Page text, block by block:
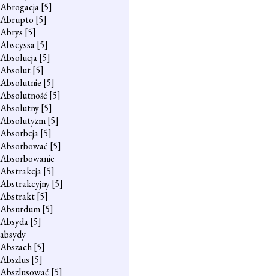
Abrogacja[5]
Abrupto [5]
Abrys [5]
Abscyssa[5]
Absolucja[5]
Absolut[5]
Absolutnie [5]
Absolutność [5]
Absolutny[5]
Absolutyzm[5]
Absorbcja[5]
Absorbować [5]
Absorbowanie
Abstrakcja[5]
Abstrakcyjny[5]
Abstrakt[5]
Absurdum[5]
Absyda[5]
absydy
Abszach[5]
Abszlus [5]
Abszlusować [5]